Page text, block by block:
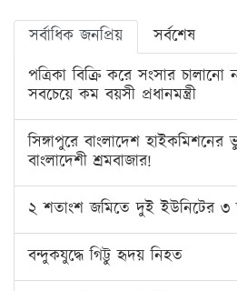
সর্বাধিক জনপ্রিয়
সর্বশেষ
পত্রিকা বিক্রি করে সংসার চালানো
সবচেয়ে কম বয়সী প্রধানমন্ত্রী
সিঙ্গাপুরে বাংলাদেশ হাইকমিশনের
বাংলাদেশী শ্রমবাজার!
২ শতাংশ জমিতে দুই ইউনিটের ৩
বন্দুকযুদ্ধে গিট্টু হৃদয় নিহত